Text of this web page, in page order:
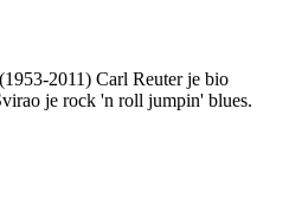
2011) Carl Reuter je bio
je rock 'n roll jumpin' blues.